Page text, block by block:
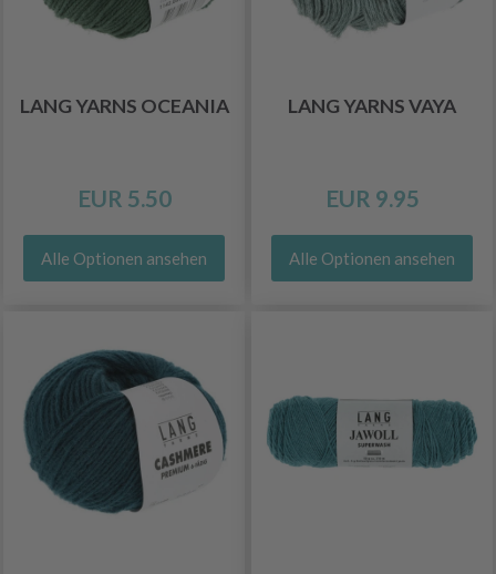
LANG YARNS OCEANIA
EUR 5.50
Alle Optionen ansehen
LANG YARNS VAYA
EUR 9.95
Alle Optionen ansehen